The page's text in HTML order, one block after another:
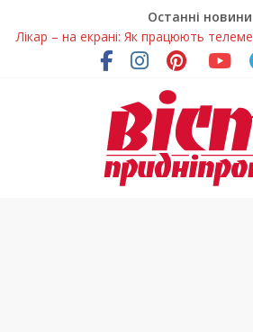
Останні
Лікар – на екрані: Як працюють
Дніпропетровщині
У Дніпрі триває масштабна
Пошуки тривають: на
розташування легендарного
Ветерани Дніпропетровщини